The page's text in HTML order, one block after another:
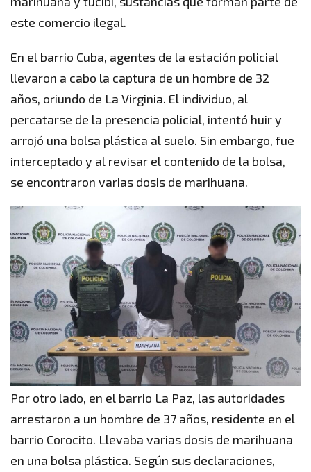
este comercio ilegal.
En el barrio Cuba, agentes de la estación policial
llevaron a cabo la captura de un hombre de 32
años, oriundo de La Virginia. El individuo, al
percatarse de la presencia policial, intentó huir y
arrojó una bolsa plástica al suelo. Sin embargo, fue
interceptado y al revisar el contenido de la bolsa,
se encontraron varias dosis de marihuana.
Por otro lado, en el barrio La Paz, las autoridades
arrestaron a un hombre de 37 años, residente en el
barrio Corocito. Llevaba varias dosis de marihuana
en una bolsa plástica. Según sus declaraciones,